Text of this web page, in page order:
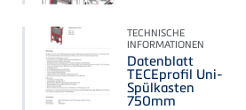
TECHNISCHE
INFORMATIONEN
Datenblatt
TECEprofil Uni-
Spülkasten
750mm